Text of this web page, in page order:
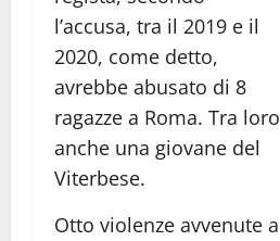
l’accusa, tra il 2019 e il
2020, come detto,
avrebbe abusato di 8
ragazze a Roma. Tra loro
anche una giovane del
Viterbese.
Otto violenze avvenute a